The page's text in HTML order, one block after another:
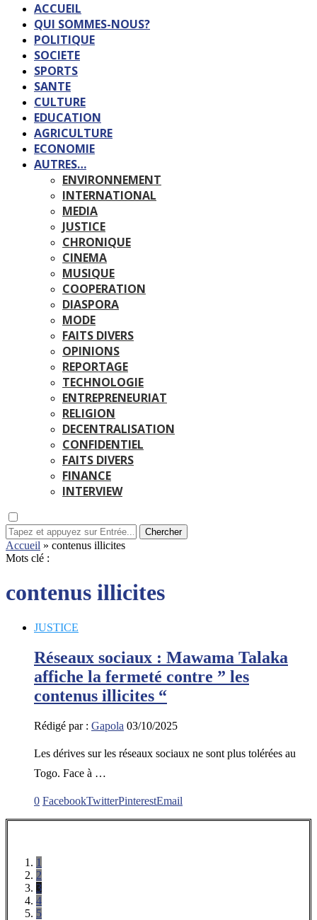
ACCUEIL
QUI SOMMES-NOUS?
POLITIQUE
SOCIETE
SPORTS
SANTE
CULTURE
EDUCATION
AGRICULTURE
ECONOMIE
AUTRES…
ENVIRONNEMENT
INTERNATIONAL
MEDIA
JUSTICE
CHRONIQUE
CINEMA
MUSIQUE
COOPERATION
DIASPORA
MODE
FAITS DIVERS
OPINIONS
REPORTAGE
TECHNOLOGIE
ENTREPRENEURIAT
RELIGION
DECENTRALISATION
CONFIDENTIEL
FAITS DIVERS
FINANCE
INTERVIEW
Chercher
Accueil » contenus illicites
Mots clé :
contenus illicites
JUSTICE
Réseaux sociaux : Mawama Talaka
affiche la fermeté contre ” les
contenus illicites “
Rédigé par : Gapola 03/10/2025
Les dérives sur les réseaux sociaux ne sont plus tolérées au
Togo. Face à …
0 FacebookTwitterPinterestEmail
1
2
3
4
5